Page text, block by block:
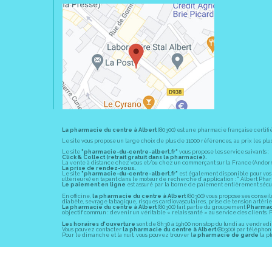
La pharmacie du centre à Albert(80300) est une pharmacie française
Le site vous propose un large choix de plus de 11000 références, au prix les
Le site "pharmacie-du-centre-albert.fr" vous propose les service suivants :
Click & Collect (retrait gratuit dans la pharmacie).
La vente à distance chez vous et/ou chez un commerçant sur la France
La prise de rendez-vous.
Le site "pharmacie-du-centre-albert.fr" est également disponible pour vos
ultérieure) en tapant dans le moteur de recherche d' application : " Albert
Le paiement en ligne est assuré par la borne de paiement entièrement
En officine, la pharmacie du centre à Albert(80300) vous propose ses
diabète, sevrage tabagique, risques cardiovasculaires, prise de tension
La pharmacie du centre à Albert(80300) fait partie du groupement
objectif commun : devenir un véritable « relais santé » au service des clients.
Les horaires d'ouverture sont de 8h30 à 19h00 non stop du lundi au
Vous pouvez contacter la pharmacie du centre à Albert(80300) par
Pour le dimanche et la nuit, vous pouvez trouver la pharmacie de garde la